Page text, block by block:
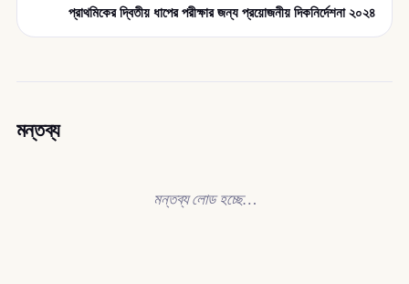
প্রাথমিকের দ্বিতীয় ধাপের পরীক্ষার জন্য প্রয়োজনীয় দিকনির্দেশনা ২০২৪
মন্তব্য
মন্তব্য লোড হচ্ছে…